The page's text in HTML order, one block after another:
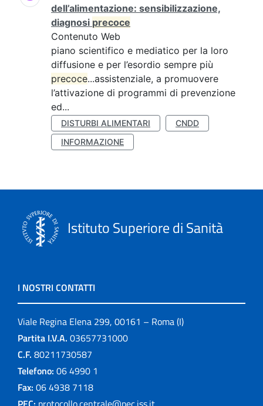
dell’alimentazione: sensibilizzazione,
diagnosi precoce
Contenuto Web
piano scientifico e mediatico per la loro
diffusione e per l’esordio sempre più
precoce...assistenziale, a promuovere
l’attivazione di programmi di prevenzione
ed...
DISTURBI ALIMENTARI
CNDD
INFORMAZIONE
Istituto Superiore di Sanità
I NOSTRI CONTATTI
Viale Regina Elena 299, 00161 – Roma (I)
Partita I.V.A. 03657731000
C.F. 80211730587
Telefono: 06 4990 1
Fax: 06 4938 7118